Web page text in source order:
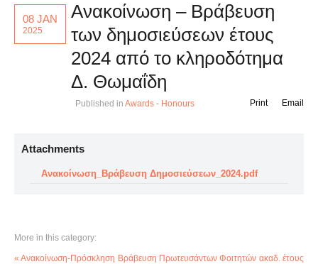
08 JAN
2025
Ανακοίνωση – Βράβευση
των δημοσιεύσεων έτους
2024 από το κληροδότημα
Δ. Θωμαΐδη
Published in Awards - Honours Email
Print
Attachments
Ανακοίνωση_Βράβευση Δημοσιεύσεων_2024.pdf
More in this category:
« Ανακοίνωση-Πρόσκληση Βράβευση Πρωτευσάντων Φοιτητών ακαδ. έτους